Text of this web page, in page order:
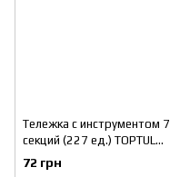
Тележка с инструментом 7
секций (227 ед.) TOPTUL
GCAJ0001
72 грн